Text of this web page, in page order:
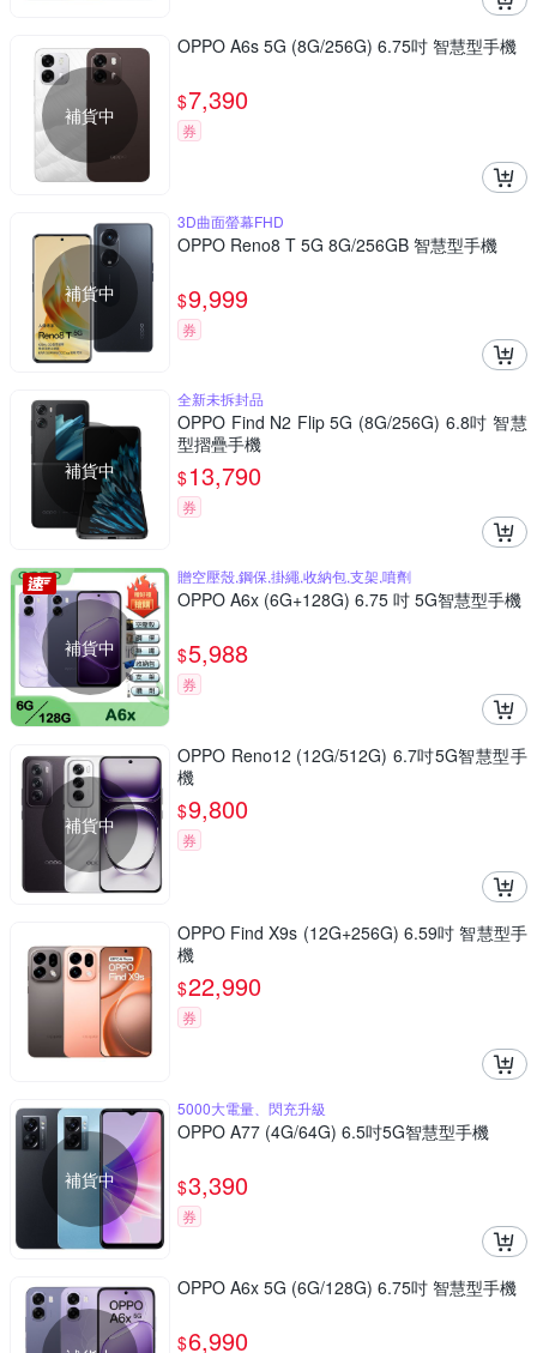
補貨中
OPPO A6s 5G (8G/256G) 6.75吋 智慧型手機
$7,390
券
補貨中
3D曲面螢幕FHD
OPPO Reno8 T 5G 8G/256GB 智慧型手機
$9,999
券
補貨中
全新未拆封品
OPPO Find N2 Flip 5G (8G/256G) 6.8吋 智慧
型摺疊手機
$13,790
券
補貨中
贈空壓殼,鋼保,掛繩,收納包,支架,噴劑
OPPO A6x (6G+128G) 6.75 吋 5G智慧型手機
$5,988
券
補貨中
OPPO Reno12 (12G/512G) 6.7吋5G智慧型手
機
$9,800
券
OPPO Find X9s (12G+256G) 6.59吋 智慧型手
機
$22,990
券
補貨中
5000大電量、閃充升級
OPPO A77 (4G/64G) 6.5吋5G智慧型手機
$3,390
券
OPPO A6x 5G (6G/128G) 6.75吋 智慧型手機
$6,990